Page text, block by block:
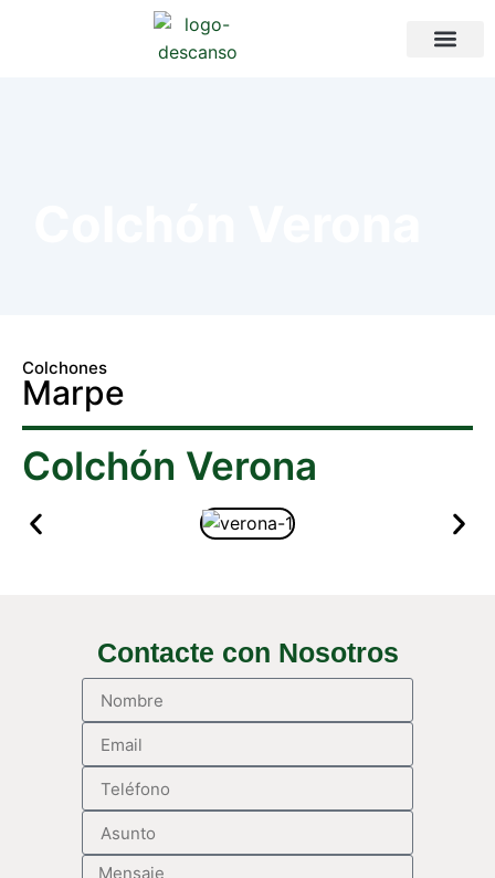
Colchones
Marpe
Colchón Verona
Contacte con Nosotros